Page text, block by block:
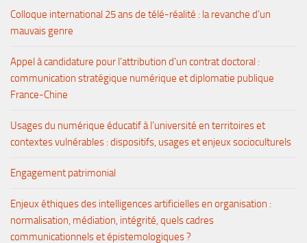
Colloque international 25 ans de télé-réalité : la revanche d’un
mauvais genre
Appel à candidature pour l’attribution d’un contrat doctoral :
communication stratégique numérique et diplomatie publique
France-Chine
Usages du numérique éducatif à l’université en territoires et
contextes vulnérables : dispositifs, usages et enjeux socioculturels
Engagement patrimonial
Enjeux éthiques des intelligences artificielles en organisation :
normalisation, médiation, intégrité, quels cadres
communicationnels et épistemologiques ?